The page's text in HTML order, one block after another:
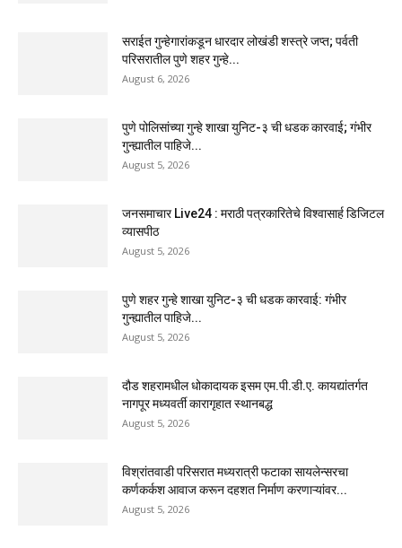
सराईत गुन्हेगारांकडून धारदार लोखंडी शस्त्रे जप्त; पर्वती
परिसरातील पुणे शहर गुन्हे...
August 6, 2026
पुणे पोलिसांच्या गुन्हे शाखा युनिट-३ ची धडक कारवाई; गंभीर
गुन्ह्यातील पाहिजे...
August 5, 2026
जनसमाचार Live24 : मराठी पत्रकारितेचे विश्वासार्ह डिजिटल
व्यासपीठ
August 5, 2026
पुणे शहर गुन्हे शाखा युनिट-३ ची धडक कारवाई: गंभीर
गुन्ह्यातील पाहिजे...
August 5, 2026
दौड शहरामधील धोकादायक इसम एम.पी.डी.ए. कायद्यांतर्गत
नागपूर मध्यवर्ती कारागृहात स्थानबद्ध
August 5, 2026
विश्रांतवाडी परिसरात मध्यरात्री फटाका सायलेन्सरचा
कर्णकर्कश आवाज करून दहशत निर्माण करणाऱ्यांवर...
August 5, 2026